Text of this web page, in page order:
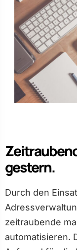
gestern.
Durch den
zeitraubende
automatisieren.